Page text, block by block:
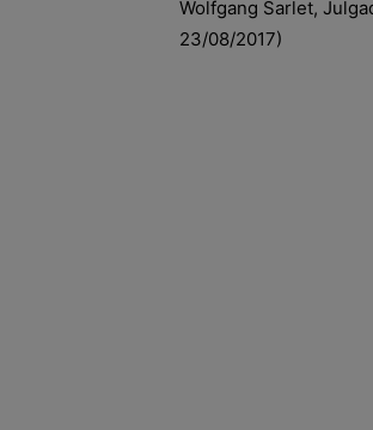
Wolfgang Sarlet,
23/08/2017)